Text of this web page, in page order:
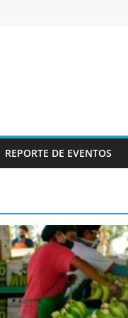
REPORTE DE EVENTOS